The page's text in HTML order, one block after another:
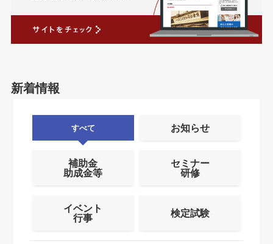
新着情報
すべて お知らせ
補助金
助成金等
セミナー
研修
イベント
行事
検定試験